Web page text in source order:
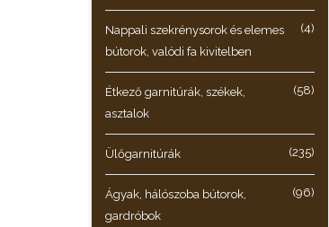
Nappali szekrénysorok és elemes
bútorok, valódi fa kivitelben
(4)
Étkező garnitúrák, székek,
asztalok
(58)
Ülőgarnitúrák (235)
Ágyak, hálószoba bútorok,
gardróbok
(96)